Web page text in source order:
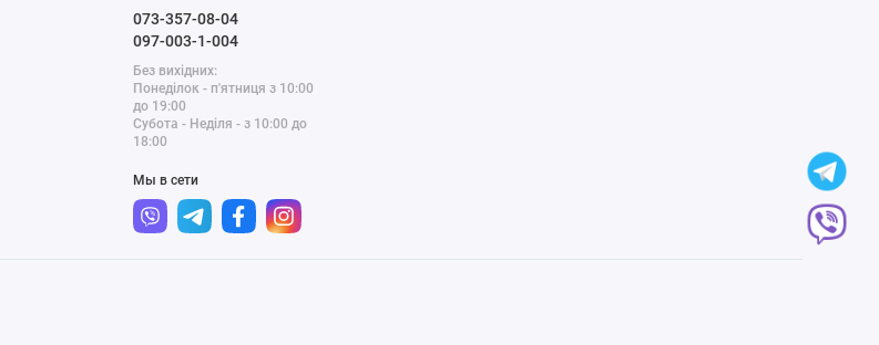
073-357-08-04
097-003-1-004
Без вихідних:
Понеділок - п'ятниця з 10:00
до 19:00
Субота - Неділя - з 10:00 до
18:00
Мы в сети